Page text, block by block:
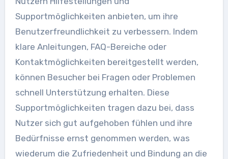
Supportmöglichkeiten anbieten, um ihre
Benutzerfreundlichkeit zu verbessern. Indem
klare Anleitungen, FAQ-Bereiche oder
Kontaktmöglichkeiten bereitgestellt werden,
können Besucher bei Fragen oder Problemen
schnell Unterstützung erhalten. Diese
Supportmöglichkeiten tragen dazu bei, dass
Nutzer sich gut aufgehoben fühlen und ihre
Bedürfnisse ernst genommen werden, was
wiederum die Zufriedenheit und Bindung an die